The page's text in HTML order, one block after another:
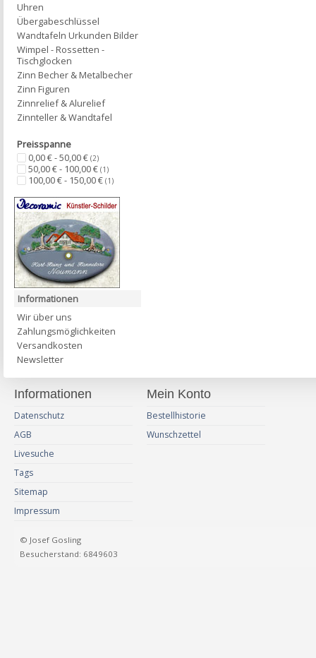
Uhren
Übergabeschlüssel
Wandtafeln Urkunden Bilder
Wimpel - Rossetten -
Tischglocken
Zinn Becher & Metalbecher
Zinn Figuren
Zinnrelief & Alurelief
Zinnteller & Wandtafel
Preisspanne
0,00 € - 50,00 € (2)
50,00 € - 100,00 € (1)
100,00 € - 150,00 € (1)
Informationen
Wir über uns
Zahlungsmöglichkeiten
Versandkosten
Newsletter
Informationen
Datenschutz
AGB
Livesuche
Tags
Sitemap
Impressum
Mein Konto
Bestellhistorie
Wunschzettel
© Josef Gosling
Besucherstand: 6849603